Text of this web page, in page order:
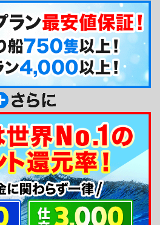
。
メッセージ
を目指し、釣り船
た。 当船では釣果も大切で
との交流も大事にしたいと考
様同士、釣りを通じて楽しい
をモットーに全力でサポート
どうぞ宜しくお願いしま